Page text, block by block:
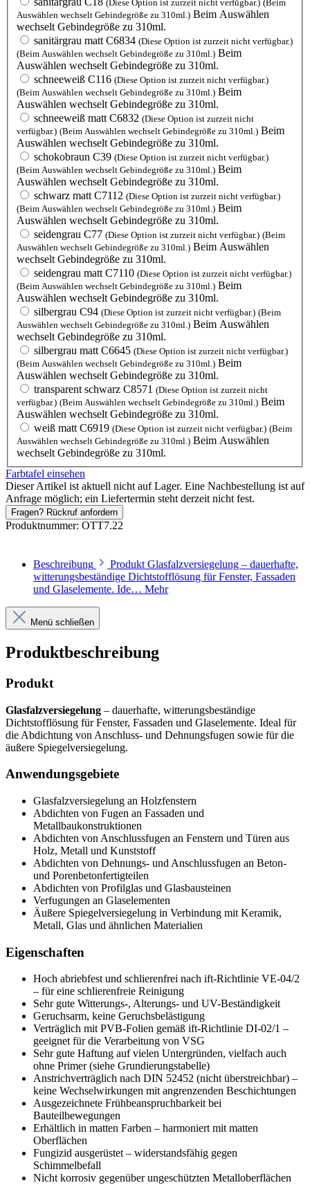
(Diese Option ist zurzeit nicht verfügbar.) (Beim
Auswählen wechselt Gebindegröße zu 310ml.) Beim Auswählen
wechselt Gebindegröße zu 310ml.
sanitärgrau matt C6834 (Diese Option ist zurzeit nicht verfügbar.)
(Beim Auswählen wechselt Gebindegröße zu 310ml.) Beim
Auswählen wechselt Gebindegröße zu 310ml.
schneeweiß C116 (Diese Option ist zurzeit nicht verfügbar.)
(Beim Auswählen wechselt Gebindegröße zu 310ml.) Beim
Auswählen wechselt Gebindegröße zu 310ml.
schneeweiß matt C6832 (Diese Option ist zurzeit nicht
verfügbar.) (Beim Auswählen wechselt Gebindegröße zu 310ml.) Beim
Auswählen wechselt Gebindegröße zu 310ml.
schokobraun C39 (Diese Option ist zurzeit nicht verfügbar.)
(Beim Auswählen wechselt Gebindegröße zu 310ml.) Beim
Auswählen wechselt Gebindegröße zu 310ml.
schwarz matt C7112 (Diese Option ist zurzeit nicht verfügbar.)
(Beim Auswählen wechselt Gebindegröße zu 310ml.) Beim
Auswählen wechselt Gebindegröße zu 310ml.
seidengrau C77 (Diese Option ist zurzeit nicht verfügbar.) (Beim
Auswählen wechselt Gebindegröße zu 310ml.) Beim Auswählen
wechselt Gebindegröße zu 310ml.
seidengrau matt C7110 (Diese Option ist zurzeit nicht verfügbar.)
(Beim Auswählen wechselt Gebindegröße zu 310ml.) Beim
Auswählen wechselt Gebindegröße zu 310ml.
silbergrau C94 (Diese Option ist zurzeit nicht verfügbar.) (Beim
Auswählen wechselt Gebindegröße zu 310ml.) Beim Auswählen
wechselt Gebindegröße zu 310ml.
silbergrau matt C6645 (Diese Option ist zurzeit nicht verfügbar.)
(Beim Auswählen wechselt Gebindegröße zu 310ml.) Beim
Auswählen wechselt Gebindegröße zu 310ml.
transparent schwarz C8571 (Diese Option ist zurzeit nicht
verfügbar.) (Beim Auswählen wechselt Gebindegröße zu 310ml.) Beim
Auswählen wechselt Gebindegröße zu 310ml.
weiß matt C6919 (Diese Option ist zurzeit nicht verfügbar.) (Beim
Auswählen wechselt Gebindegröße zu 310ml.) Beim Auswählen
wechselt Gebindegröße zu 310ml.
Farbtafel einsehen
Dieser Artikel ist aktuell nicht auf Lager. Eine Nachbestellung ist auf
Anfrage möglich; ein Liefertermin steht derzeit nicht fest.
Fragen? Rückruf anfordern
Produktnummer: OTT7.22
Beschreibung
Produkt Glasfalzversiegelung – dauerhafte,
witterungsbeständige Dichtstofflösung für Fenster, Fassaden
und Glaselemente. Ide… Mehr
Menü schließen
Produktbeschreibung
Produkt
Glasfalzversiegelung – dauerhafte, witterungsbeständige
Dichtstofflösung für Fenster, Fassaden und Glaselemente. Ideal für
die Abdichtung von Anschluss- und Dehnungsfugen sowie für die
äußere Spiegelversiegelung.
Anwendungsgebiete
Glasfalzversiegelung an Holzfenstern
Abdichten von Fugen an Fassaden und
Metallbaukonstruktionen
Abdichten von Anschlussfugen an Fenstern und Türen aus
Holz, Metall und Kunststoff
Abdichten von Dehnungs- und Anschlussfugen an Beton-
und Porenbetonfertigteilen
Abdichten von Profilglas und Glasbausteinen
Verfugungen an Glaselementen
Äußere Spiegelversiegelung in Verbindung mit Keramik,
Metall, Glas und ähnlichen Materialien
Eigenschaften
Hoch abriebfest und schlierenfrei nach ift-Richtlinie VE-04/2
– für eine schlierenfreie Reinigung
Sehr gute Witterungs-, Alterungs- und UV-Beständigkeit
Geruchsarm, keine Geruchsbelästigung
Verträglich mit PVB-Folien gemäß ift-Richtlinie DI-02/1 –
geeignet für die Verarbeitung von VSG
Sehr gute Haftung auf vielen Untergründen, vielfach auch
ohne Primer (siehe Grundierungstabelle)
Anstrichverträglich nach DIN 52452 (nicht überstreichbar) –
keine Wechselwirkungen mit angrenzenden Beschichtungen
Ausgezeichnete Frühbeanspruchbarkeit bei
Bauteilbewegungen
Erhältlich in matten Farben – harmoniert mit matten
Oberflächen
Fungizid ausgerüstet – widerstandsfähig gegen
Schimmelbefall
Nicht korrosiv gegenüber ungeschützten Metalloberflächen